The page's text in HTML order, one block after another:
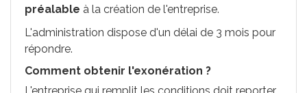
préalable à la création de l'entreprise.
L'administration dispose d'un délai de 3 mois pour
répondre.
Comment obtenir l'exonération ?